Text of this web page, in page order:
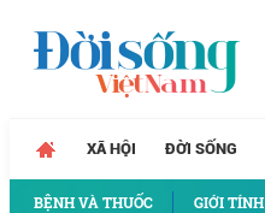
XÃ HỘI ĐỜI SỐNG
BỆNH VÀ THUỐC GIỚI TÍNH